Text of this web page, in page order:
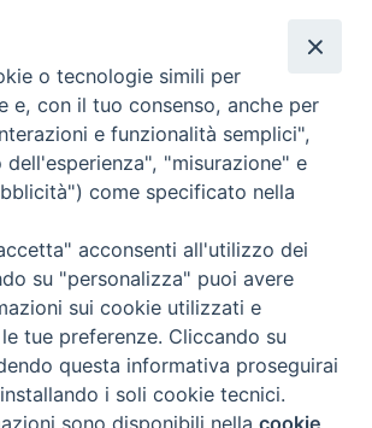
presidenza
& Vita - C.F96600690588- Tutti i
diritti -Privacy- Credits
o tecnologie simili per
e, con il tuo consenso, anche per
e funzionalità semplici",
"misurazione" e
come specificato nella
acconsenti all'utilizzo dei
su "personalizza" puoi avere
sui cookie utilizzati e
tue preferenze. Cliccando su
questa informativa proseguirai
i soli cookie tecnici.